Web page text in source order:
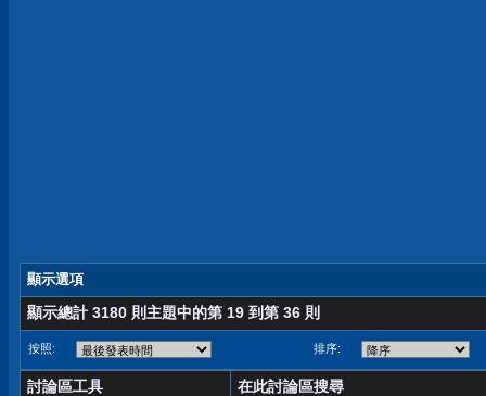
顯示選項
顯示總計 3180 則主題中的第 19 到第 36 則
按照: 排序:
討論區工具 在此討論區搜尋